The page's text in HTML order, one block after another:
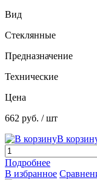
Вид
Стеклянные
Предназначение
Технические
Цена
662 руб. / шт
В
Подробнее
В избранное